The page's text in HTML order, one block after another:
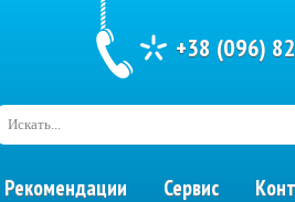
Рекомендации Сервис
Искать...
+38 (096)